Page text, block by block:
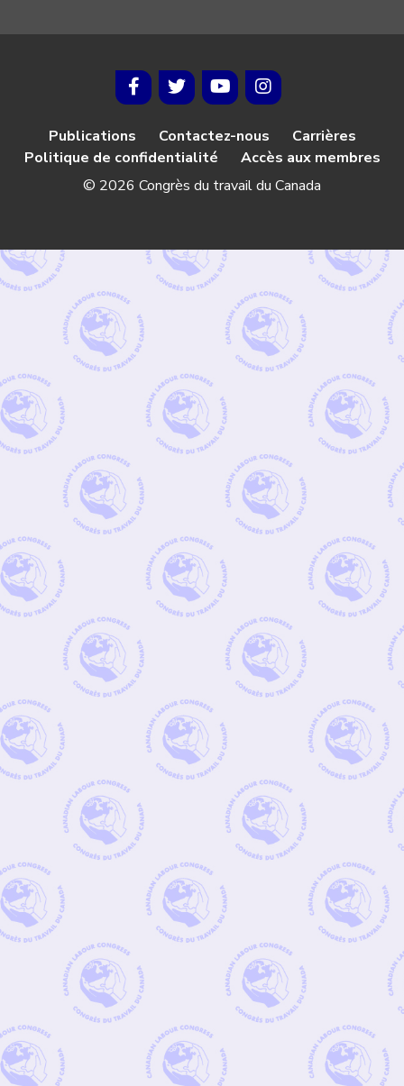
Publications Contactez-nous
Carrières
Politique de confidentialité
Accès aux membres
© 2026 Congrès du travail du Canada